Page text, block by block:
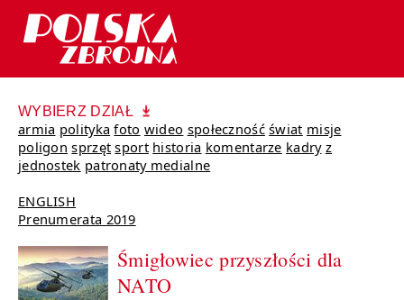
WYBIERZ DZIAŁ
armia polityka foto wideo społeczność świat misje
poligon sprzęt sport historia komentarze kadry z
jednostek patronaty medialne
ENGLISH
Prenumerata 2019
Śmigłowiec przyszłości dla
NATO